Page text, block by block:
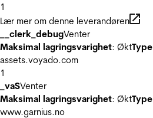
1
Lær mer om denne leverandøren
__clerk_debugVenter
Maksimal lagringsvarighet: ØktType
assets.voyado.com
1
_vaSVenter
Maksimal lagringsvarighet: ØktType
www.garnius.no